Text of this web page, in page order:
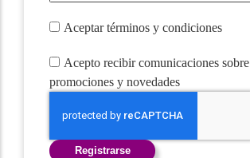
Aceptar términos y condiciones
Acepto recibir comunicaciones sobre
promociones y novedades
Registrarse